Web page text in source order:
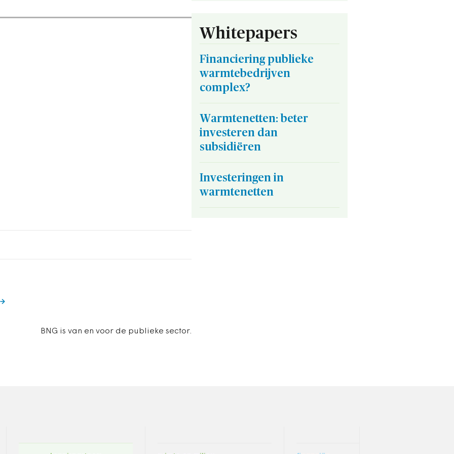
Whitepapers
Financiering publieke
warmtebedrijven
complex?
Warmtenetten: beter
investeren dan
subsidiëren
Investeringen in
warmtenetten
BNG is van en voor de publieke sector.